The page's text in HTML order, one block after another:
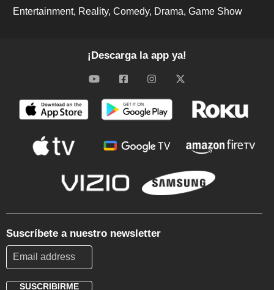
Entertainment Reality Comedy Drama Game Show
¡Descarga la app ya!
Suscríbete a nuestro newsletter
SUSCRIBIRME